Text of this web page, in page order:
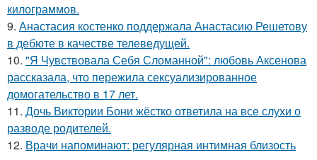
килограммов.
9. Анастасия костенко поддержала Анастасию Решетову
в дебюте в качестве телеведущей.
10. "Я Чувствовала Себя Сломанной": любовь Аксенова
рассказала, что пережила сексуализированное
домогательство в 17 лет.
11. Дочь Виктории Бони жёстко ответила на все слухи о
разводе родителей.
12. Врачи напоминают: регулярная интимная близость